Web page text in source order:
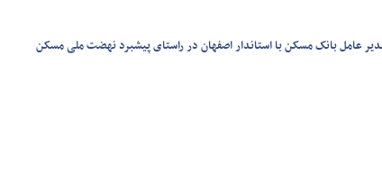
عامل بانک مسکن با استاندار اصفهان در راستای پیشبرد نهضت ملی مسکن